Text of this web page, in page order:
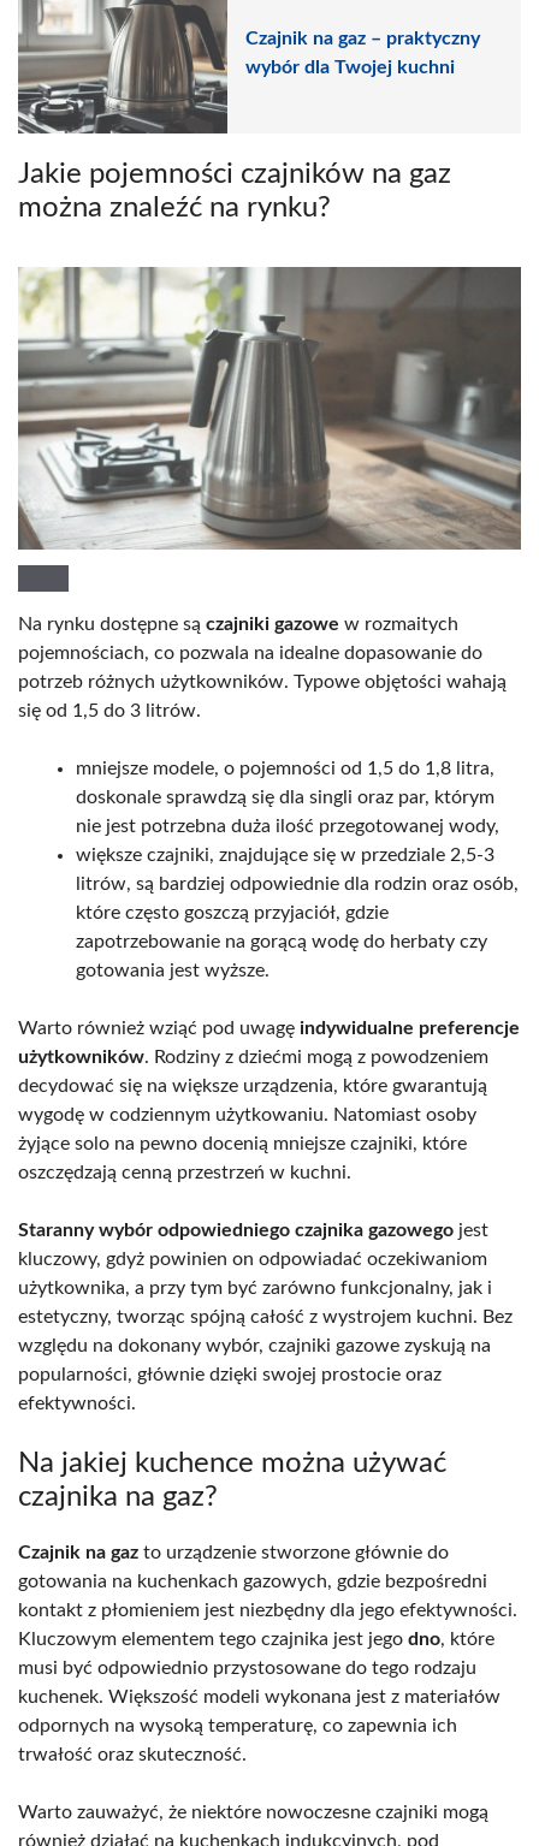
Czajnik na gaz – praktyczny
wybór dla Twojej kuchni
Jakie pojemności czajników na gaz
można znaleźć na rynku?
Na rynku dostępne są czajniki gazowe w rozmaitych
pojemnościach, co pozwala na idealne dopasowanie do
potrzeb różnych użytkowników. Typowe objętości wahają
się od 1,5 do 3 litrów.
mniejsze modele, o pojemności od 1,5 do 1,8 litra,
doskonale sprawdzą się dla singli oraz par, którym
nie jest potrzebna duża ilość przegotowanej wody,
większe czajniki, znajdujące się w przedziale 2,5-3
litrów, są bardziej odpowiednie dla rodzin oraz osób,
które często goszczą przyjaciół, gdzie
zapotrzebowanie na gorącą wodę do herbaty czy
gotowania jest wyższe.
Warto również wziąć pod uwagę indywidualne preferencje
użytkowników. Rodziny z dziećmi mogą z powodzeniem
decydować się na większe urządzenia, które gwarantują
wygodę w codziennym użytkowaniu. Natomiast osoby
żyjące solo na pewno docenią mniejsze czajniki, które
oszczędzają cenną przestrzeń w kuchni.
Staranny wybór odpowiedniego czajnika gazowego jest
kluczowy, gdyż powinien on odpowiadać oczekiwaniom
użytkownika, a przy tym być zarówno funkcjonalny, jak i
estetyczny, tworząc spójną całość z wystrojem kuchni. Bez
względu na dokonany wybór, czajniki gazowe zyskują na
popularności, głównie dzięki swojej prostocie oraz
efektywności.
Na jakiej kuchence można używać
czajnika na gaz?
Czajnik na gaz to urządzenie stworzone głównie do
gotowania na kuchenkach gazowych, gdzie bezpośredni
kontakt z płomieniem jest niezbędny dla jego efektywności.
Kluczowym elementem tego czajnika jest jego dno, które
musi być odpowiednio przystosowane do tego rodzaju
kuchenek. Większość modeli wykonana jest z materiałów
odpornych na wysoką temperaturę, co zapewnia ich
trwałość oraz skuteczność.
Warto zauważyć, że niektóre nowoczesne czajniki mogą
również działać na kuchenkach indukcyjnych, pod